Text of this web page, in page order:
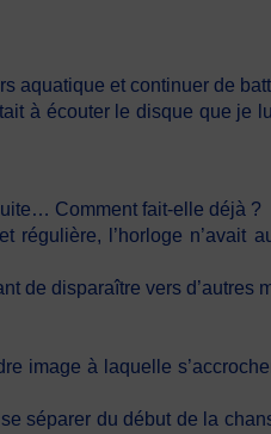
aquatique et continuer de
à écouter le disque que je
Comment fait-elle déjà ?
régulière, l’horloge n’avait
de disparaître vers d’autres
image à laquelle
séparer du début de la